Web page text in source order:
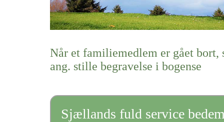
vi hjælper i alle faser af begravelsel
Når et familiemedlem er gået bort,
ang. stille begravelse i bogense
Sjællands fuld service